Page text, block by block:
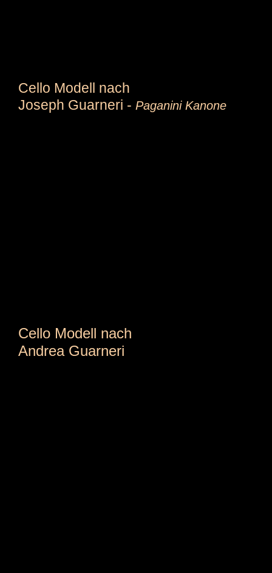
Cello Modell nach
Joseph Guarneri - Paganini Kanone
Cello Modell nach
Andrea Guarneri